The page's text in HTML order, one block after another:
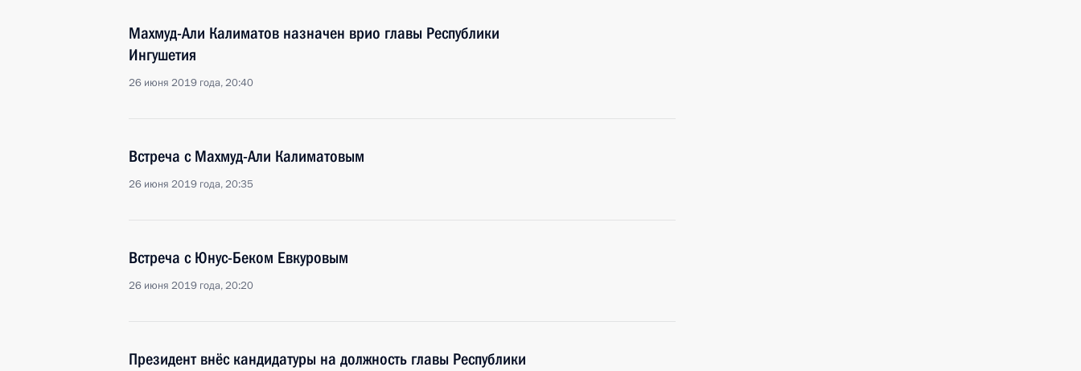
Махмуд-Али Калиматов назначен врио главы Республики
Ингушетия
26 июня 2019 года, 20:40
Встреча с Махмуд-Али Калиматовым
26 июня 2019 года, 20:35
Встреча с Юнус-Беком Евкуровым
26 июня 2019 года, 20:20
Президент внёс кандидатуры на должность главы Республики